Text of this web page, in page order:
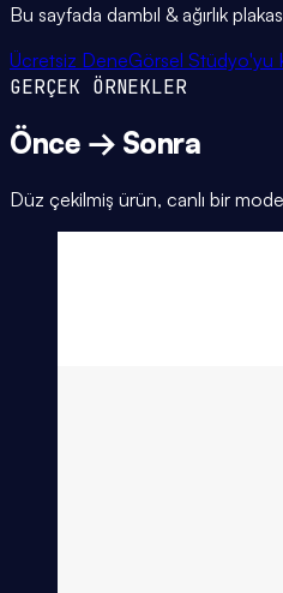
Bu sayfada dambıl & ağırlık
Ücretsiz DeneGörsel Stüdyo'yu
GERÇEK ÖRNEKLER
Önce → Sonra
Düz çekilmiş ürün, canlı bir